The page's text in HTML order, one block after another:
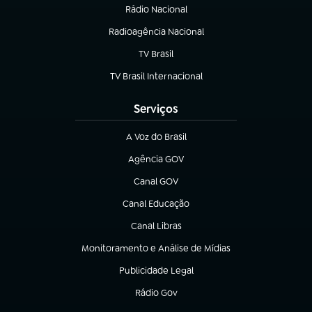
Rádio Nacional
Radioagência Nacional
(abre em nova aba)
TV Brasil
(abre em nova aba)
TV Brasil Internacional
(abre em nova aba)
Serviços
A Voz do Brasil
(abre em nova aba)
Agência GOV
(abre em nova aba)
Canal GOV
(abre em nova aba)
Canal Educação
(abre em nova aba)
Canal Libras
(abre em nova aba)
Monitoramento e Análise de Mídias
(abre em nova aba)
Publicidade Legal
(abre em nova aba)
Rádio Gov
(abre em nova aba)